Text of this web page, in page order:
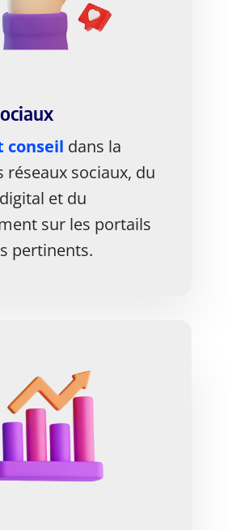
conseil dans la
réseaux sociaux, du
et du
sur les portails
pertinents.